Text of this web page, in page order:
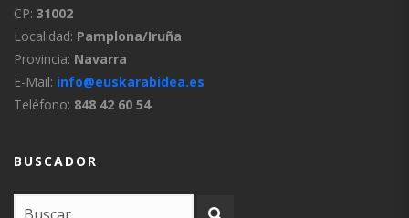
CP: 31002
Localidad: Pamplona/Iruña
Provincia: Navarra
E-Mail: info@euskarabidea.es
Teléfono: 848 42 60 54
BUSCADOR